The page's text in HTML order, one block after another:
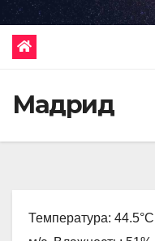
Мадрид
Температура: